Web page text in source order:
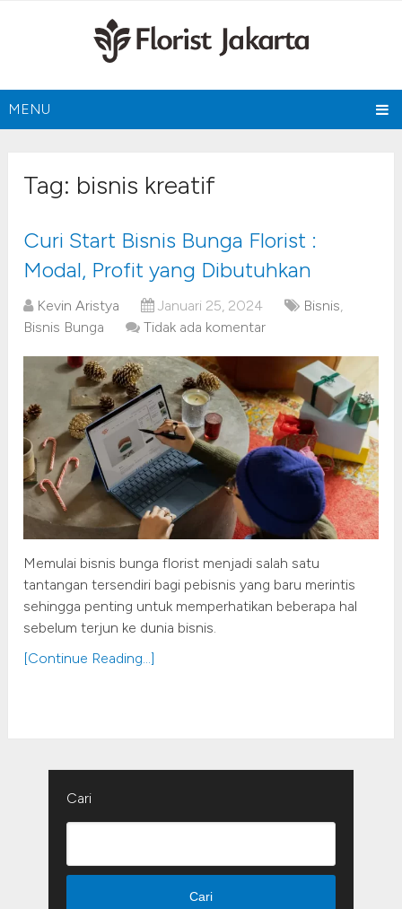
MENU
Tag: bisnis kreatif
Curi Start Bisnis Bunga Florist :
Modal, Profit yang Dibutuhkan
Kevin Aristya Januari 25, 2024 Bisnis,
Bisnis Bunga
Tidak ada komentar
Memulai bisnis bunga florist menjadi salah satu
tantangan tersendiri bagi pebisnis yang baru merintis
sehingga penting untuk memperhatikan beberapa hal
sebelum terjun ke dunia bisnis.
[Continue Reading...]
Cari
Cari